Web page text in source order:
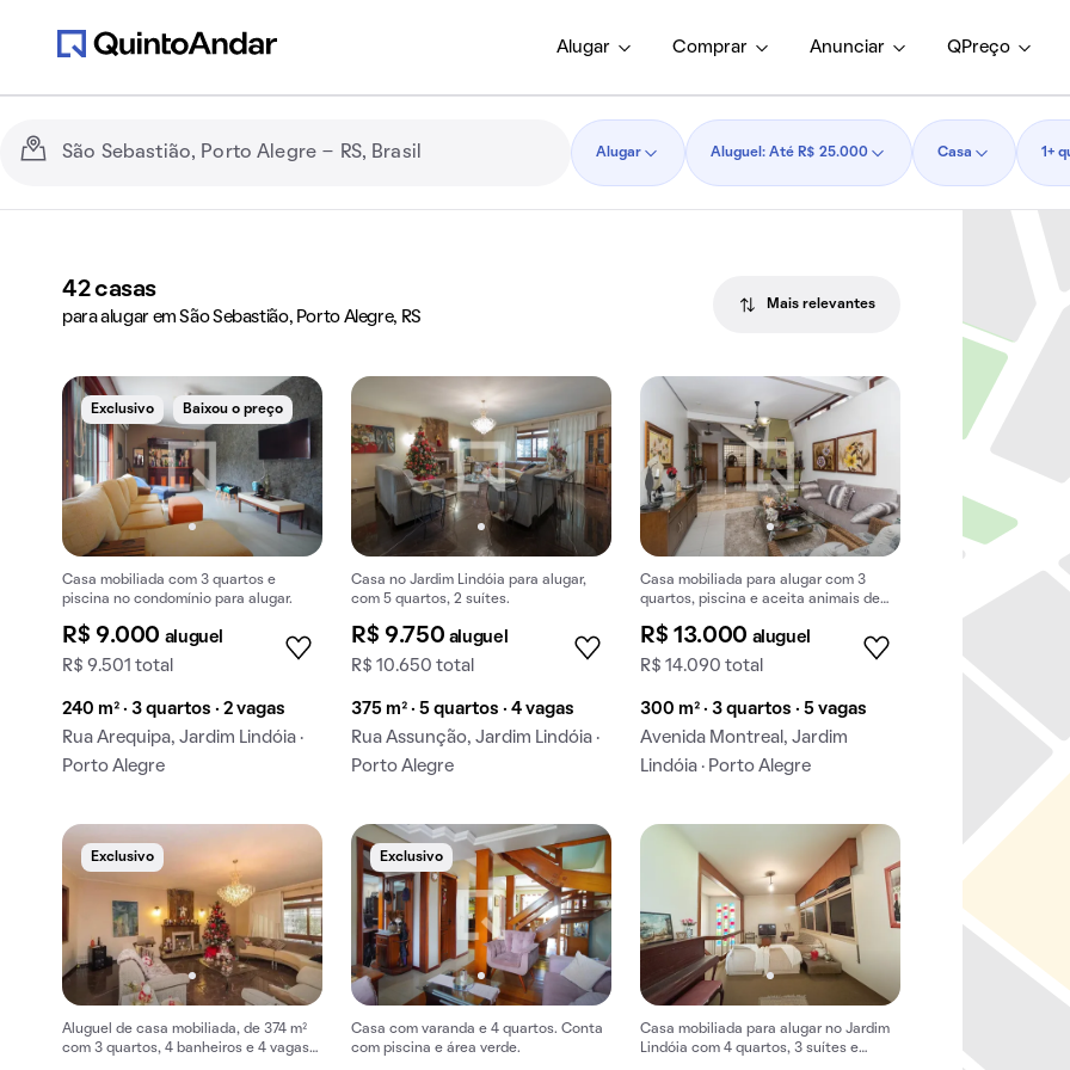
Alugar Comprar Anunciar QPreço
Alugar Aluguel: Até R$ 25.000 Casa 1+
42casas
para alugar em São Sebastião, Porto Alegre, RS
Mais relevantes
Exclusivo Baixou o preço
Casa mobiliada com 3 quartos e
piscina no condomínio para alugar.
R$ 9.000 aluguel
R$ 9.501 total
240 m² · 3 quartos · 2 vagas
Rua Arequipa, Jardim Lindóia ·
Porto Alegre
Casa no Jardim Lindóia para alugar,
com 5 quartos, 2 suítes.
R$ 9.750 aluguel
R$ 10.650 total
375 m² · 5 quartos · 4 vagas
Rua Assunção, Jardim Lindóia ·
Porto Alegre
Casa mobiliada para alugar com 3
quartos, piscina e aceita animais de
R$ 13.000 aluguel
R$ 14.090 total
300 m² · 3 quartos · 5 vagas
Avenida Montreal, Jardim
Lindóia · Porto Alegre
Exclusivo
Aluguel de casa mobiliada, de 374 m²
com 3 quartos, 4 banheiros e 4 vagas
Exclusivo
Casa com varanda e 4 quartos. Conta
com piscina e área verde.
Casa mobiliada para alugar no Jardim
Lindóia com 4 quartos, 3 suítes e